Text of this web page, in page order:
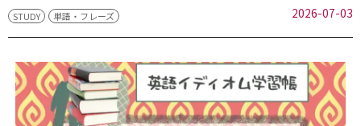
STUDY 単語・フレーズ 2026-07-03